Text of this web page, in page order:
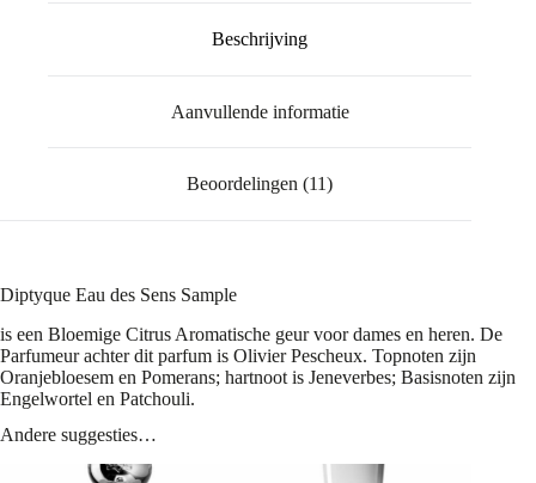
Beschrijving
Aanvullende informatie
Beoordelingen (11)
Diptyque Eau des Sens Sample
is een Bloemige Citrus Aromatische geur voor dames en heren. De
Parfumeur achter dit parfum is Olivier Pescheux. Topnoten zijn
Oranjebloesem en Pomerans; hartnoot is Jeneverbes; Basisnoten zijn
Engelwortel en Patchouli.
Andere suggesties…